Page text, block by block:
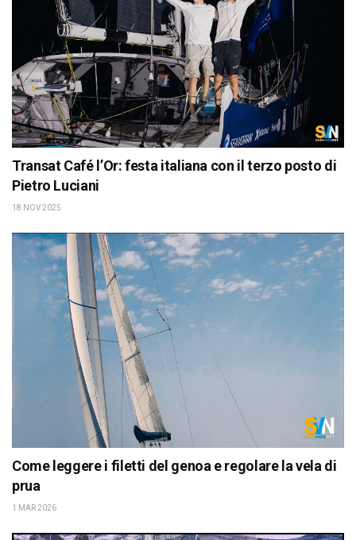
Transat Café l’Or: festa italiana con il terzo posto di
Pietro Luciani
18 NOV 2025
Come leggere i filetti del genoa e regolare la vela di
prua
1 MAR 2026